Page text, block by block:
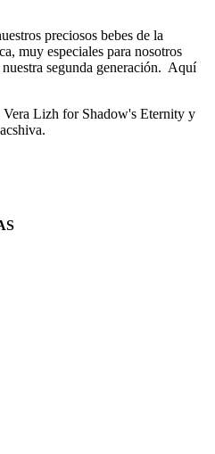
preciosos bebes de la
muy especiales para nosotros
segunda generación. Aquí
Lizh for Shadow's Eternity y